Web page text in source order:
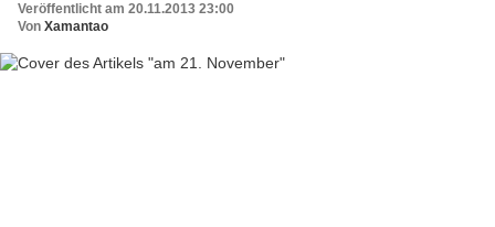
Veröffentlicht am 20.11.2013 23:00
Von Xamantao